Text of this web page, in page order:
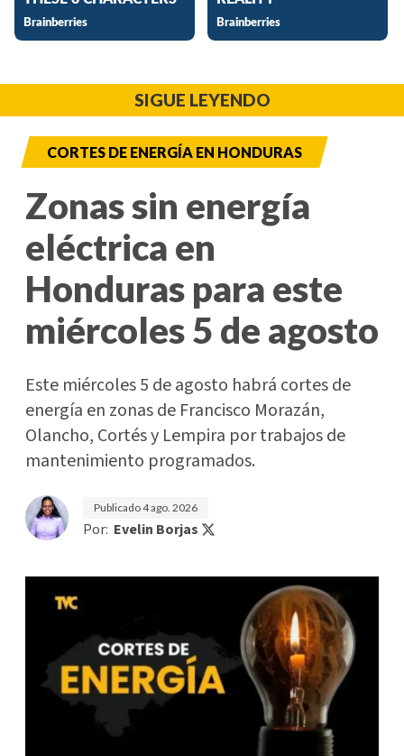
SIGUE LEYENDO
CORTES DE ENERGÍA EN HONDURAS
Zonas sin energía
eléctrica en
Honduras para este
miércoles 5 de agosto
Este miércoles 5 de agosto habrá cortes de
energía en zonas de Francisco Morazán,
Olancho, Cortés y Lempira por trabajos de
mantenimiento programados.
Publicado4 ago. 2026
Por: Evelin Borjas